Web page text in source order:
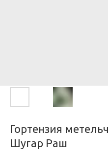
Гортензия
Шугар Раш